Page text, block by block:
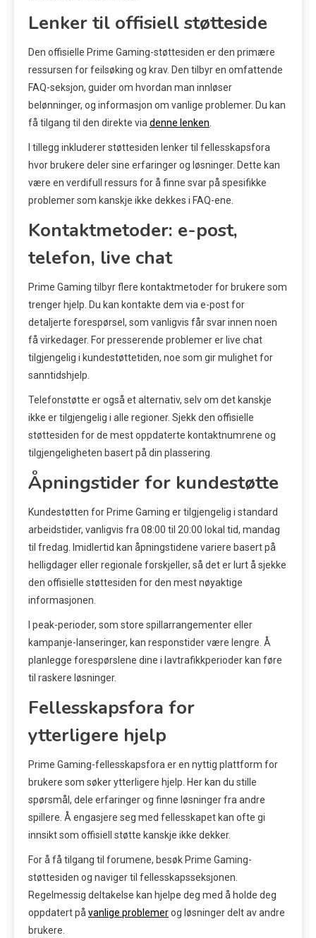
Lenker til offisiell støtteside
Den offisielle Prime Gaming-støttesiden er den primære
ressursen for feilsøking og krav. Den tilbyr en omfattende
FAQ-seksjon, guider om hvordan man innløser
belønninger, og informasjon om vanlige problemer. Du kan
få tilgang til den direkte viadenne lenken.
I tillegg inkluderer støttesiden lenker til fellesskapsfora
hvor brukere deler sine erfaringer og løsninger. Dette kan
være en verdifull ressurs for å finne svar på spesifikke
problemer som kanskje ikke dekkes i FAQ-ene.
Kontaktmetoder: e-post,
telefon, live chat
Prime Gaming tilbyr flere kontaktmetoder for brukere som
trenger hjelp. Du kan kontakte dem via e-post for
detaljerte forespørsel, som vanligvis får svar innen noen
få virkedager. For presserende problemer er live chat
tilgjengelig i kundestøttetiden, noe som gir mulighet for
sanntidshjelp.
Telefonstøtte er også et alternativ, selv om det kanskje
ikke er tilgjengelig i alle regioner. Sjekk den offisielle
støttesiden for de mest oppdaterte kontaktnumrene og
tilgjengeligheten basert på din plassering.
Åpningstider for kundestøtte
Kundestøtten for Prime Gaming er tilgjengelig i standard
arbeidstider, vanligvis fra 08:00 til 20:00 lokal tid, mandag
til fredag. Imidlertid kan åpningstidene variere basert på
helligdager eller regionale forskjeller, så det er lurt å sjekke
den offisielle støttesiden for den mest nøyaktige
informasjonen.
I peak-perioder, som store spillarrangementer eller
kampanje-lanseringer, kan responstider være lengre. Å
planlegge forespørslene dine i lavtrafikkperioder kan føre
til raskere løsninger.
Fellesskapsfora for
ytterligere hjelp
Prime Gaming-fellesskapsfora er en nyttig plattform for
brukere som søker ytterligere hjelp. Her kan du stille
spørsmål, dele erfaringer og finne løsninger fra andre
spillere. Å engasjere seg med fellesskapet kan ofte gi
innsikt som offisiell støtte kanskje ikke dekker.
For å få tilgang til forumene, besøk Prime Gaming-
støttesiden og naviger til fellesskapsseksjonen.
Regelmessig deltakelse kan hjelpe deg med å holde deg
oppdatert påvanlige problemerog løsninger delt av andre
brukere.